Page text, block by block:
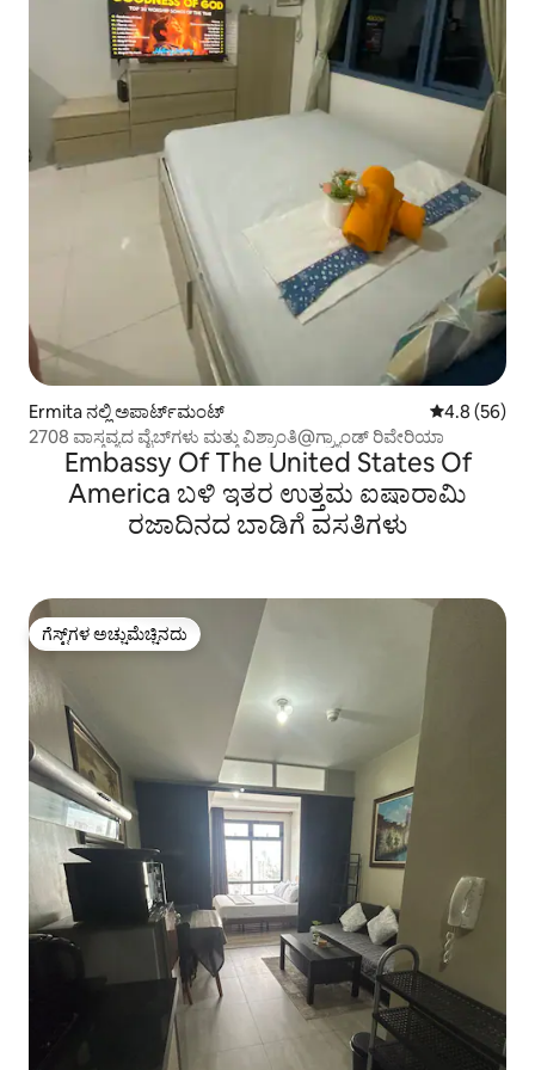
Ermita ನಲ್ಲಿ ಅಪಾರ್ಟ್‌ಮಂಟ್ 5 ರಲ್ಲಿ 4.8
4.8 (56)
2708 ವಾಸ್ತವ್ಯದ ವೈಬ್‌ಗಳು ಮತ್ತು ವಿಶ್ರಾಂತಿ@ಗ್ರ್ಯಾಂಡ್ ರಿವೇರಿಯಾ
Embassy Of The United States Of
America ಬಳಿ ಇತರ ಉತ್ತಮ ಐಷಾರಾಮಿ
ರಜಾದಿನದ ಬಾಡಿಗೆ ವಸತಿಗಳು
ಗೆಸ್ಟ್‌ಗಳ ಅಚ್ಚುಮೆಚ್ಚಿನದು
ಗೆಸ್ಟ್‌ಗಳ ಅಚ್ಚುಮೆಚ್ಚಿನದು